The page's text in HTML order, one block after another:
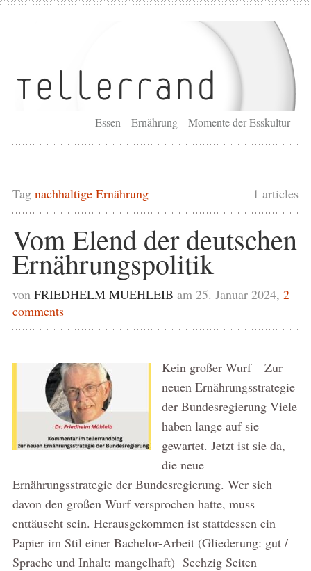
Essen Ernährung Momente der Esskultur
1 articles
Tag nachhaltige Ernährung
Vom Elend der deutschen
Ernährungspolitik
von FRIEDHELM MUEHLEIB am 25. Januar 2024, 2
comments
Kein großer Wurf – Zur
neuen Ernährungsstrategie
der Bundesregierung Viele
haben lange auf sie
gewartet. Jetzt ist sie da,
die neue
Ernährungsstrategie der Bundesregierung. Wer sich
davon den großen Wurf versprochen hatte, muss
enttäuscht sein. Herausgekommen ist stattdessen ein
Papier im Stil einer Bachelor-Arbeit (Gliederung: gut /
Sprache und Inhalt: mangelhaft) Sechzig Seiten